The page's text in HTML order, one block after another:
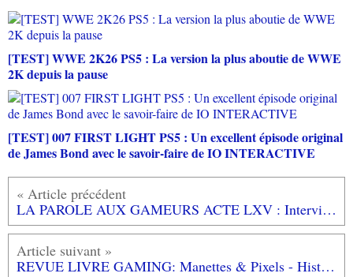
[TEST] WWE 2K26 PS5 : La version la plus aboutie de WWE
2K depuis la pause
[TEST] 007 FIRST LIGHT PS5 : Un excellent épisode original
de James Bond avec le savoir-faire de IO INTERACTIVE
LA PAROLE AUX GAMEURS ACTE LXV : Interview de BAM_MEWT
REVUE LIVRE GAMING: Manettes & Pixels - Histoire du jeu vidéo & Retrogaming de René SPERANZA (éditions La Vallée Heureuse)